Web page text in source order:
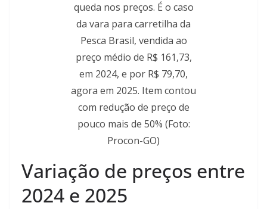
queda nos preços. É o caso
da vara para carretilha da
Pesca Brasil, vendida ao
preço médio de R$ 161,73,
em 2024, e por R$ 79,70,
agora em 2025. Item contou
com redução de preço de
pouco mais de 50% (Foto:
Procon-GO)
Variação de preços entre
2024 e 2025